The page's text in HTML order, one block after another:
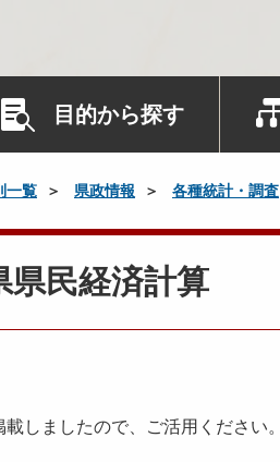
目的から探す
一覧 県政情報 各種統計・調査
県民経済計算
しましたので、ご活用ください。